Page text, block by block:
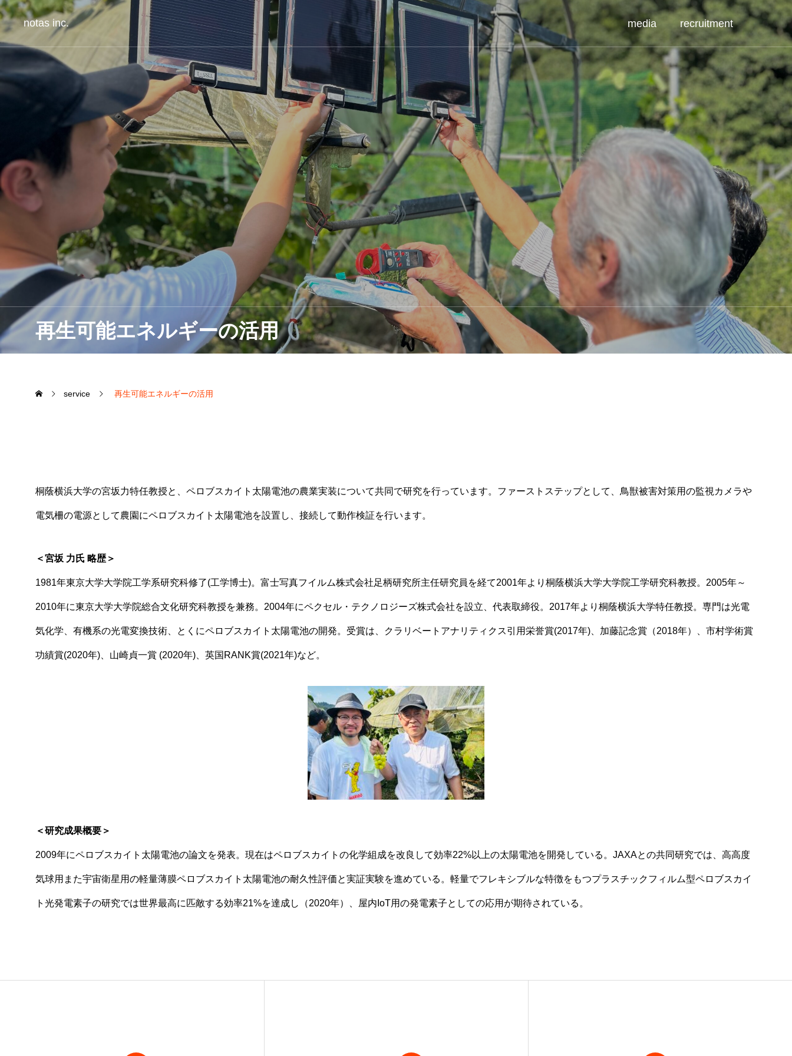
notas inc. media recruitment
再生可能エネルギーの活用
service 再生可能エネルギーの活用
桐蔭横浜大学の宮坂力特任教授と、ペロブスカイト太陽電池の農業実装について共同で研究を行っています。ファーストステップとして、鳥獣被害対策用の監視カメラや
電気柵の電源として農園にペロブスカイト太陽電池を設置し、接続して動作検証を行います。
＜宮坂 力氏 略歴＞
1981年東京大学大学院工学系研究科修了(工学博士)。富士写真フイルム株式会社足柄研究所主任研究員を経て2001年より桐蔭横浜大学大学院工学研究科教授。2005年～
2010年に東京大学大学院総合文化研究科教授を兼務。2004年にペクセル・テクノロジーズ株式会社を設立、代表取締役。2017年より桐蔭横浜大学特任教授。専門は光電
気化学、有機系の光電変換技術、とくにペロブスカイト太陽電池の開発。受賞は、クラリベートアナリティクス引用栄誉賞(2017年)、加藤記念賞（2018年）、市村学術賞
功績賞(2020年)、山崎貞一賞 (2020年)、英国RANK賞(2021年)など。
＜研究成果概要＞
2009年にペロブスカイト太陽電池の論文を発表。現在はペロブスカイトの化学組成を改良して効率22%以上の太陽電池を開発している。JAXAとの共同研究では、高高度
気球用また宇宙衛星用の軽量薄膜ペロブスカイト太陽電池の耐久性評価と実証実験を進めている。軽量でフレキシブルな特徴をもつプラスチックフィルム型ペロブスカイ
ト光発電素子の研究では世界最高に匹敵する効率21%を達成し（2020年）、屋内IoT用の発電素子としての応用が期待されている。